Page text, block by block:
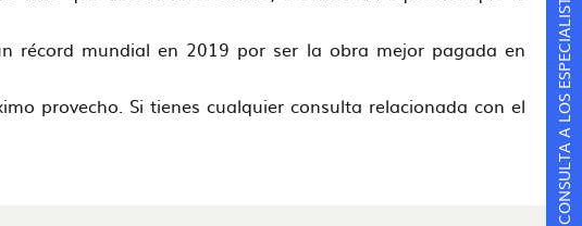
récord mundial en 2019 por ser la obra mejor pagada en
provecho. Si tienes cualquier consulta relacionada con el
CONSULTA A LOS ESPECIALISTAS